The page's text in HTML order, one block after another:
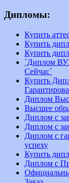
Дипломы:
Купить
Купить
Купить
`Диплом
Сейчас`
Купить
Диплом
Высшее
Диплом с
Диплом с
Диплом с
успеху
Купить
Диплом с